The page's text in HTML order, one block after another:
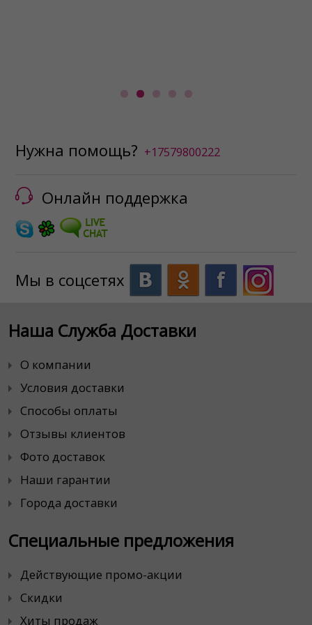
Нужна помощь? +17579800222
Онлайн поддержка
Мы в соцсетях
Наша Служба Доставки
О компании
Условия доставки
Способы оплаты
Отзывы клиентов
Фото доставок
Наши гарантии
Города доставки
Специальные предложения
Действующие промо-акции
Скидки
Хиты продаж